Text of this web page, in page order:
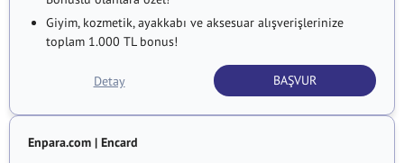
Giyim, kozmetik, ayakkabı ve aksesuar alışverişlerinize
toplam 1.000 TL bonus!
BAŞVUR
Detay
Enpara.com | Encard